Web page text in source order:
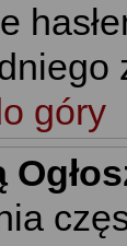
góry